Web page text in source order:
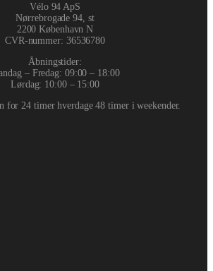
Vélo 94 ApS
Nørrebrogade 94, st
2200 København N
CVR-nummer: 36536780
Åbningstider:
– Fredag: 09:00 – 18:00
Lørdag: 10:00 – 15:00
for 24 timer hverdage 48 timer i weekender.